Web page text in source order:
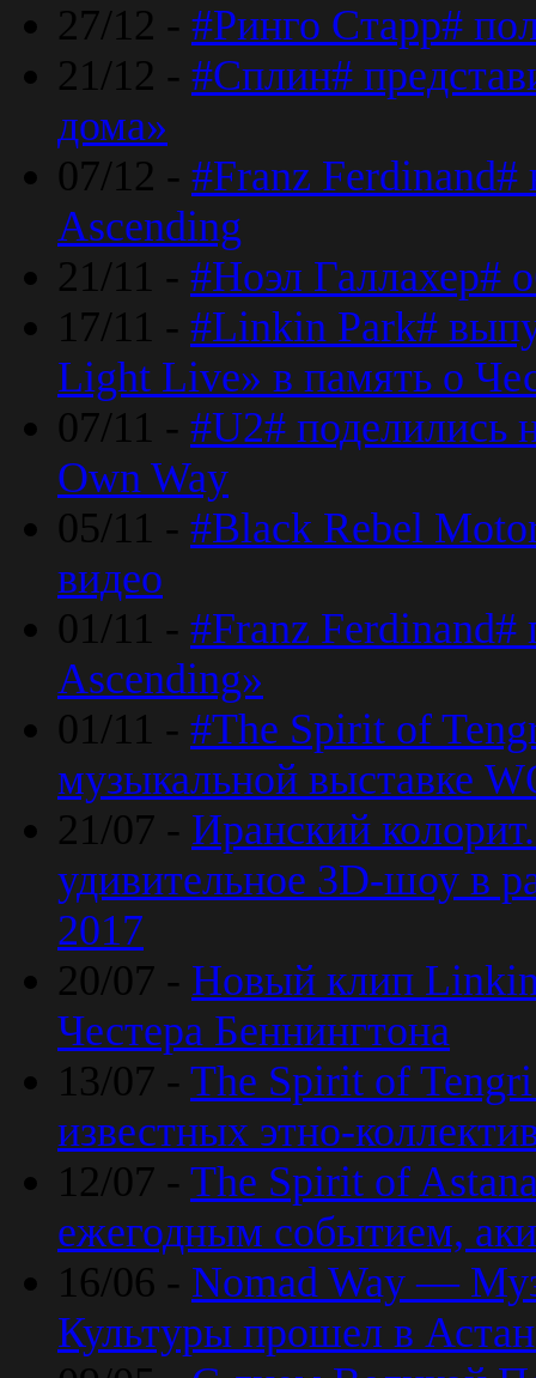
27/12 - #Ринго Старр#
21/12 - #Сплин#
дома»
07/12 - #Franz
Ascending
21/11 - #Ноэл Галлахер#
17/11 - #Linkin Park#
Light Live» в память о
07/11 - #U2#
Own Way
05/11 - #Black Rebel
видео
01/11 - #Franz Ferdinand#
Ascending»
01/11 - #The Spirit of
музыкальной выставке
21/07 - Иранский
удивительное 3D-шоу в
2017
20/07 - Новый клип Linkin
Честера Беннингтона
13/07 - The Spirit of Tengri
известных этно-
12/07 - The Spirit of
ежегодным событием,
16/06 - Nomad Way —
Культуры прошел в